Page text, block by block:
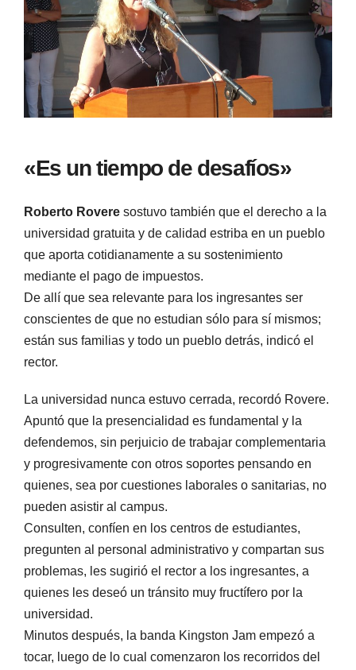
«Es un tiempo de desafíos»
Roberto Rovere sostuvo también que el derecho a la
universidad gratuita y de calidad estriba en un pueblo
que aporta cotidianamente a su sostenimiento
mediante el pago de impuestos.
De allí que sea relevante para los ingresantes ser
conscientes de que no estudian sólo para sí mismos;
están sus familias y todo un pueblo detrás, indicó el
rector.
La universidad nunca estuvo cerrada, recordó Rovere.
Apuntó que la presencialidad es fundamental y la
defendemos, sin perjuicio de trabajar complementaria
y progresivamente con otros soportes pensando en
quienes, sea por cuestiones laborales o sanitarias, no
pueden asistir al campus.
Consulten, confíen en los centros de estudiantes,
pregunten al personal administrativo y compartan sus
problemas, les sugirió el rector a los ingresantes, a
quienes les deseó un tránsito muy fructífero por la
universidad.
Minutos después, la banda Kingston Jam empezó a
tocar, luego de lo cual comenzaron los recorridos del